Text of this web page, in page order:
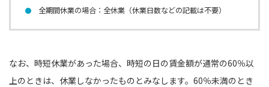
全期間休業の場合：全休業（休業日数などの記載は不要）
なお、時短休業があった場合、時短の日の賃金額が通常の60％以
上のときは、休業しなかったものとみなします。60％未満のとき